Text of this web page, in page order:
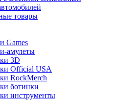
товары
Games
амулеты
3D
Official USA
RockMerch
ботинки
инструменты